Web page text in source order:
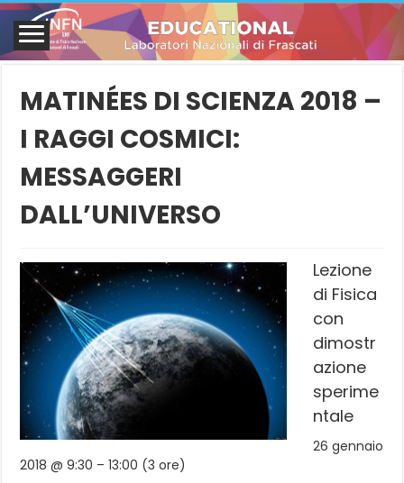
MATINÉES DI SCIENZA 2018 –
I RAGGI COSMICI:
MESSAGGERI
DALL’UNIVERSO
Lezione
di Fisica
con
dimostr
azione
sperime
ntale
26 gennaio
2018 @ 9:30 – 13:00 (3 ore)